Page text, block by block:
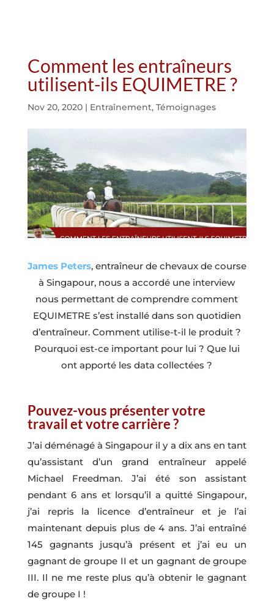
Comment les entraîneurs
utilisent-ils EQUIMETRE ?
Nov 20, 2020| Entraînement, Témoignages
James Peters, entraîneur de chevaux de course
à Singapour, nous a accordé une interview
nous permettant de comprendre comment
EQUIMETRE s’est installé dans son quotidien
d’entraîneur. Comment utilise-t-il le produit ?
Pourquoi est-ce important pour lui ? Que lui
ont apporté les data collectées ?
Pouvez-vous présenter votre
travail et votre carrière ?
J’ai déménagé à Singapour il y a dix ans en tant
qu’assistant d’un grand entraîneur appelé
Michael Freedman. J’ai été son assistant
pendant 6 ans et lorsqu’il a quitté Singapour,
j’ai repris la licence d’entraîneur et je l’ai
maintenant depuis plus de 4 ans. J’ai entraîné
145 gagnants jusqu’à présent et j’ai eu un
gagnant de groupe II et un gagnant de groupe
III. Il ne me reste plus qu’à obtenir le gagnant
de groupe I !